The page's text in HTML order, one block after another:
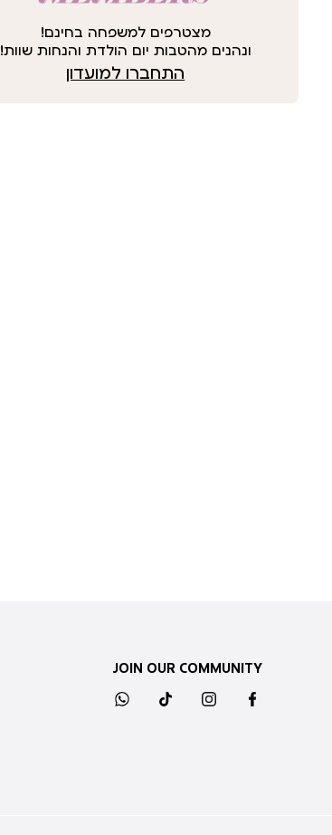
מצטרפים למשפחה בחינם!
ונהנים מהטבות יום הולדת והנחות שוות!
התחברו למועדון
JOIN OUR COMMUNITY
facebook
instagram
tiktok
whatsapp